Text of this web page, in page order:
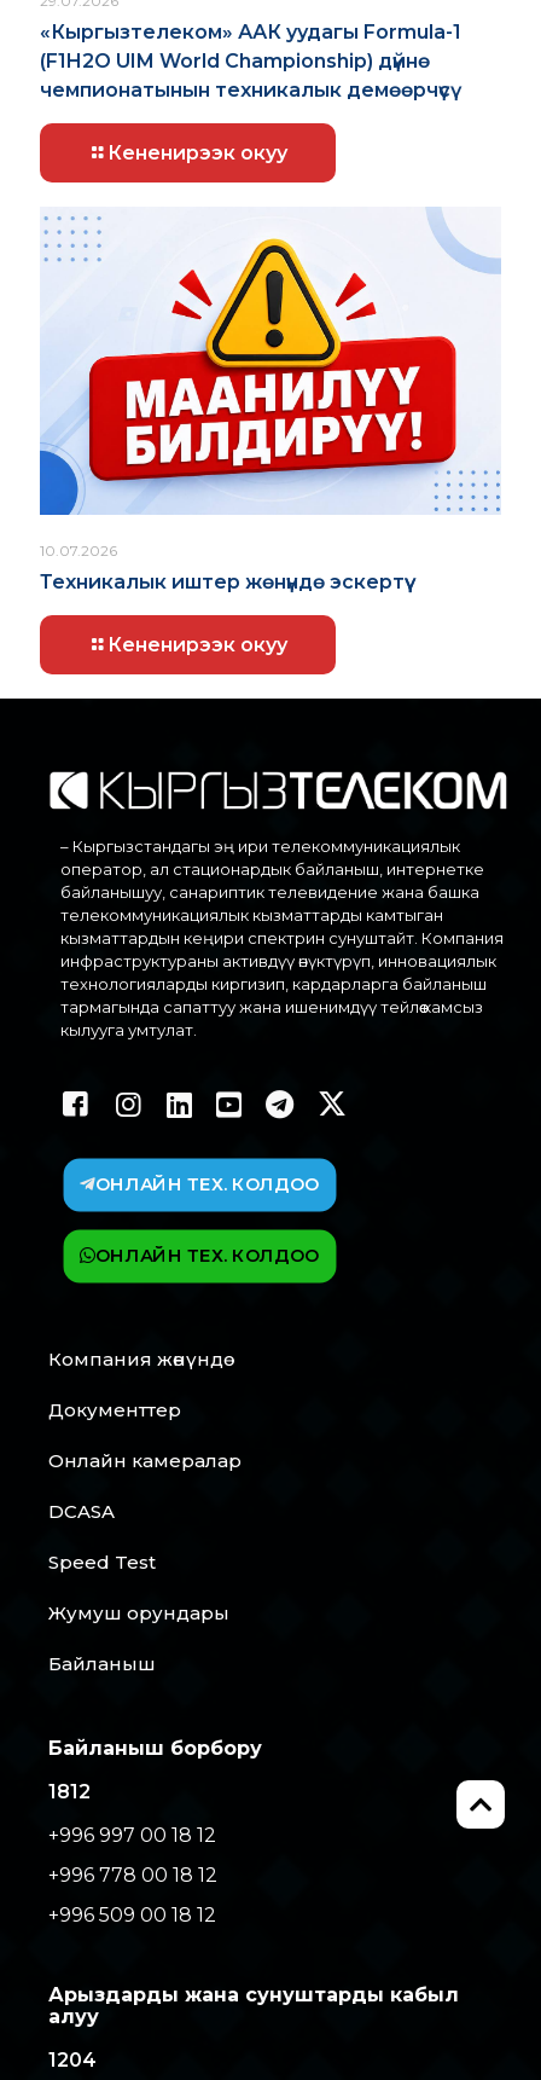
«Кыргызтелеком» ААК уудагы Formula-1
(F1H2O UIM World Championship) дүйнө
чемпионатынын техникалык демөөрчүсү
Кененирээк окуу
10.07.2026
Техникалык иштер жөнүндө эскертүү
Кененирээк окуу
– Кыргызстандагы эң ири телекоммуникациялык
оператор, ал стационардык байланыш, интернетке
байланышуу, санариптик телевидение жана башка
телекоммуникациялык кызматтарды камтыган
кызматтардын кеңири спектрин сунуштайт. Компания
инфраструктураны активдүү өнүктүрүп, инновациялык
технологияларды киргизип, кардарларга байланыш
тармагында сапаттуу жана ишенимдүү тейлөө камсыз
кылууга умтулат.
ОНЛАЙН ТЕХ. КОЛДОО
ОНЛАЙН ТЕХ. КОЛДОО
Компания жөнүндө
Документтер
Онлайн камералар
DCASA
Speed Test
Жумуш орундары
Байланыш
Байланыш борбору
1812
+996 997 00 18 12
+996 778 00 18 12
+996 509 00 18 12
Арыздарды жана сунуштарды кабыл
алуу
1204